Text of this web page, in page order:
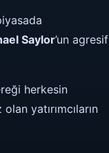
Saylor’un agresif
herkesin
yatırımcıların